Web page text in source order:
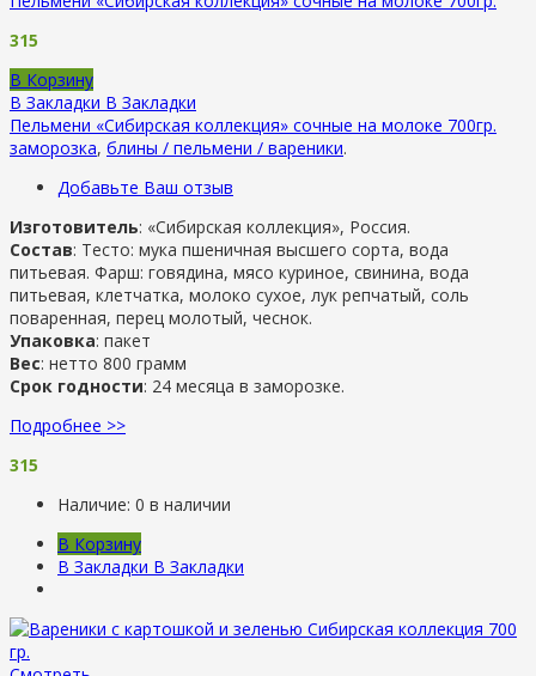
315
В Корзину
В Закладки В Закладки
Пельмени «Сибирская коллекция» сочные на молоке 700гр.
заморозка, блины / пельмени / вареники.
Добавьте Ваш отзыв
Изготовитель: «Сибирская коллекция», Россия.
Состав: Тесто: мука пшеничная высшего сорта, вода
питьевая. Фарш: говядина, мясо куриное, свинина, вода
питьевая, клетчатка, молоко сухое, лук репчатый, соль
поваренная, перец молотый, чеснок.
Упаковка: пакет
Вес: нетто 800 грамм
Срок годности: 24 месяца в заморозке.
Подробнее >>
315
Наличие: 0 в наличии
В Корзину
В Закладки В Закладки